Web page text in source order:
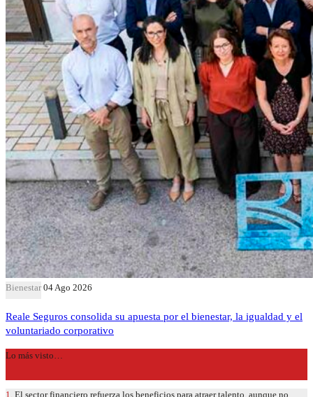
Bienestar 04 Ago 2026
Reale Seguros consolida su apuesta por el bienestar, la igualdad y el
voluntariado corporativo
Lo más visto…
1. El sector financiero refuerza los beneficios para atraer talento, aunque no